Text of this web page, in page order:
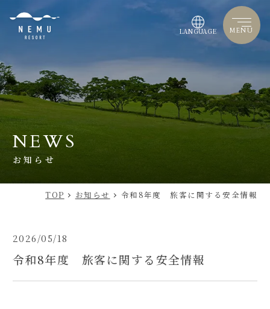
LANGUAGE MENU
NEWS
お知らせ
TOP お知らせ 令和8年度 旅客に関する安全情報
2026/05/18
令和8年度 旅客に関する安全情報